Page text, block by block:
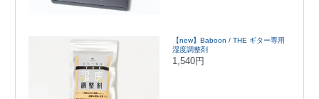
【new】Baboon / THE ギター専用
湿度調整剤
1,540円